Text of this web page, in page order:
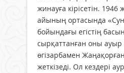
жинауға кірісетін.
айының ортасында
бойындағы егістің
сырқаттанған оны ауыр
өгізарбамен
жеткізеді. Ол кездері